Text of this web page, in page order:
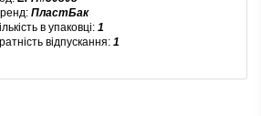
ПластБак
в упаковці: 1
відпускання: 1